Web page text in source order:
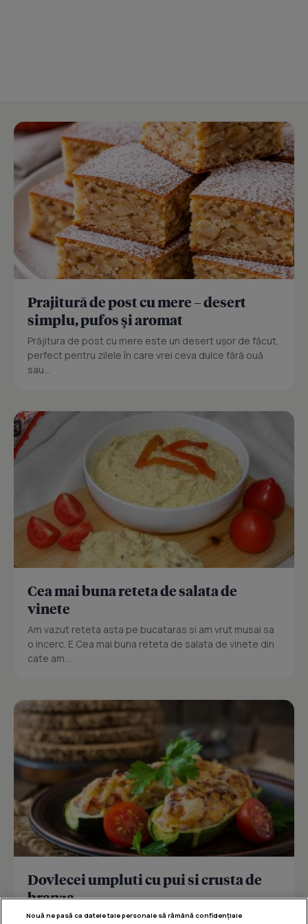
Prajitură de post cu mere – desert
simplu, pufos și aromat
Prăjitura de post cu mere este un desert ușor de făcut,
perfect pentru zilele în care vrei ceva dulce fără ouă
sau...
Cea mai buna reteta de salata de
vinete
Am vazut reteta asta pe bucataras si am vrut musai sa
o incerc. E Cea mai buna reteta de salata de vinete din
cate am...
Dovlecei umpluti cu pui si crusta de
branza
Reteta delicioasa de dovlecei umpluti cu pui si crusta
Nouă ne pasă ca datele tale personale să rămână confidențiale